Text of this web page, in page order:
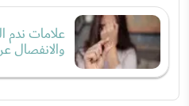
علامات ندم
والانفصال